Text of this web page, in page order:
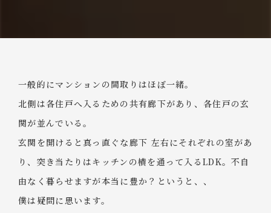
一般的にマンションの間取りはほぼ一緒。
北側は各住戸へ入るための共有廊下があり、各住戸の玄
関が並んでいる。
玄関を開けると真っ直ぐな廊下 左右にそれぞれの室があ
り、突き当たりはキッチンの横を通って入るLDK。不自
由なく暮らせますが本当に豊か？というと、、
僕は疑問に思います。